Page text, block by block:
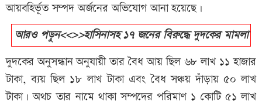
আয়বহির্ভূত সম্পদ অর্জনের অভিযোগ আনা হয়েছে।
আরও পড়ুন<<>>হাসিনাসহ ১৭ জনের বিরুদ্ধে দুদকের মামলা
দুদ‌কের অনুসন্ধান অনুযায়ী তার বৈধ আয় ছিল ৬৮ লাখ ১১ হাজার
টাকা, ব্যয় ছিল ১৮ লাখ টাকা এবং বৈধ সঞ্চয় দাঁড়ায় ৫০ লাখ
টাকা। অথচ তার নামে থাকা সম্পদের পরিমাণ ১ কোটি ৫১ লাখ